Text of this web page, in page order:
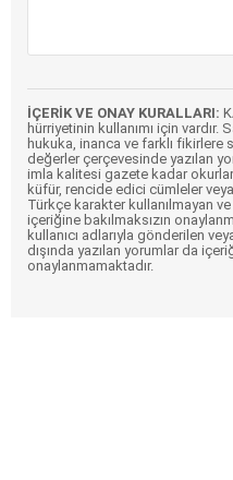
İÇERİK VE ONAY KURALLARI:
hürriyetinin kullanımı için vardır.
hukuka, inanca ve farklı fikirlere
değerler çerçevesinde yazılan
imla kalitesi gazete kadar
küfür, rencide edici cümleler veya
Türkçe karakter kullanılmayan
içeriğine bakılmaksızın
kullanıcı adlarıyla gönderilen
dışında yazılan yorumlar da
onaylanmamaktadır.